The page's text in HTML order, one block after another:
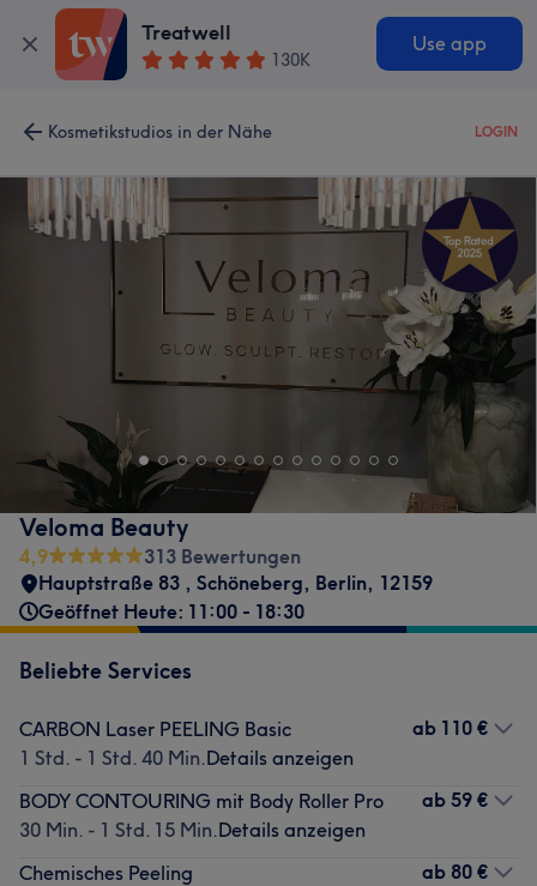
Treatwell
130K
Use app
Kosmetikstudios in der Nähe LOGIN
Veloma Beauty
4,9
313 Bewertungen
Hauptstraße 83 , Schöneberg, Berlin, 12159
Geöffnet Heute: 11:00 - 18:30
Beliebte Services
CARBON Laser PEELING Basic
1 Std. - 1 Std. 40 Min.Details anzeigen
ab 110 €
BODY CONTOURING mit Body Roller Pro
30 Min. - 1 Std. 15 Min.Details anzeigen
ab 59 €
Chemisches Peeling
ab 80 €